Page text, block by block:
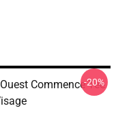
Commence Tee
-20%